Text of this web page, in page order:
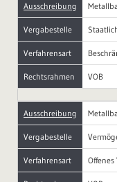
Ausschreibung
Vergabestelle
Verfahrensart
Rechtsrahmen VOB
Ausschreibung
Vergabestelle
Verfahrensart Offenes